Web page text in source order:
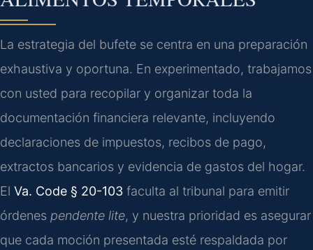
La estrategia del bufete se centra en una preparación
exhaustiva y oportuna. En experimentado, trabajamos
con usted para recopilar y organizar toda la
documentación financiera relevante, incluyendo
declaraciones de impuestos, recibos de pago,
extractos bancarios y evidencia de gastos del hogar.
El Va. Code § 20-103 faculta al tribunal para emitir
órdenes pendente lite, y nuestra prioridad es asegurar
que cada moción presentada esté respaldada por